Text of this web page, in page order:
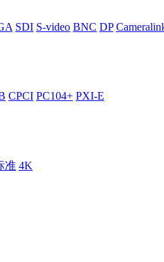
SDI S-video BNC DP
CPCI PC104+ PXI-E
准 4K